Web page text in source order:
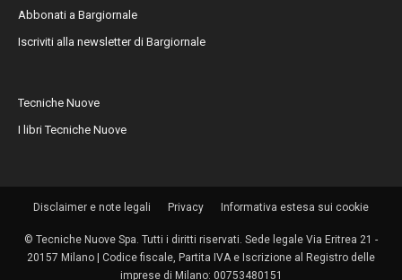
Abbonati a Bargiornale
Iscriviti alla newsletter di Bargiornale
Tecniche Nuove
I libri Tecniche Nuove
Disclaimer e note legali Privacy Informativa estesa sui cookie
© Tecniche Nuove Spa. Tutti i diritti riservati. Sede legale Via Eritrea 21 -
20157 Milano | Codice fiscale, Partita IVA e Iscrizione al Registro delle
imprese di Milano: 00753480151